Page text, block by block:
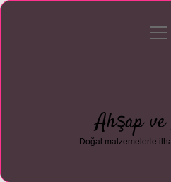
Gizlilik
Ahşap
Doğal malzemelerle